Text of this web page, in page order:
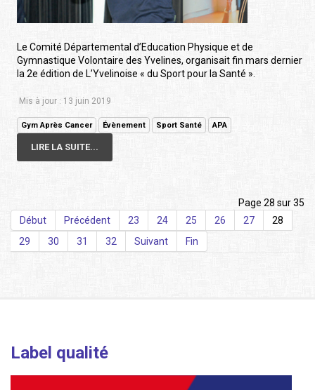
Le Comité Départemental d’Education Physique et de
Gymnastique Volontaire des Yvelines, organisait fin mars dernier
la 2e édition de L’Yvelinoise « du Sport pour la Santé ».
Mis à jour : 13 juin 2019
Gym Après Cancer Évènement Sport Santé APA
LIRE LA SUITE...
Page 28 sur 35
Début
Précédent 23 24 25 26 27
28
29
30 31 32 Suivant Fin
Label qualité